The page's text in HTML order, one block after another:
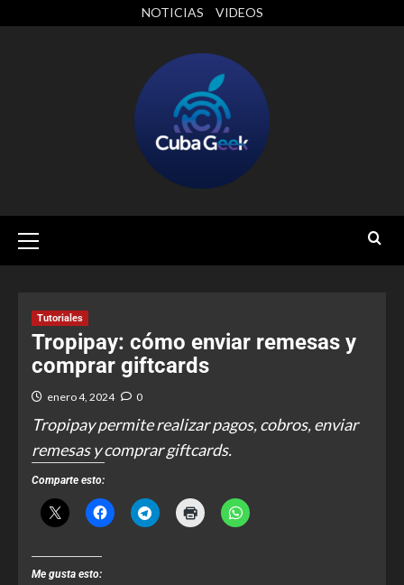
NOTICIAS VIDEOS
Tutoriales
Tropipay: cómo enviar remesas y
comprar giftcards
enero 4, 2024 0
Tropipay permite realizar pagos, cobros, enviar
remesas y comprar giftcards.
Comparte esto:
Me gusta esto: